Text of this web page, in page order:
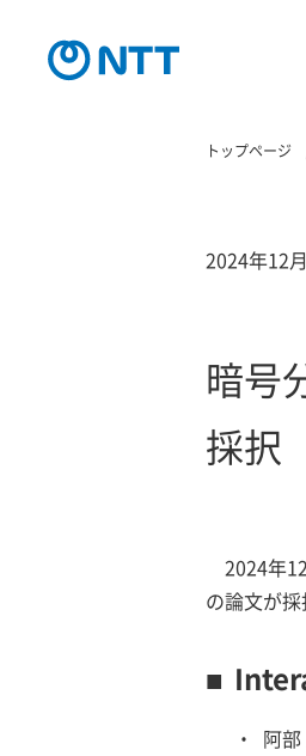
トップページ
2024年12
暗号
採択
2024年
の論文が
■
・
阿